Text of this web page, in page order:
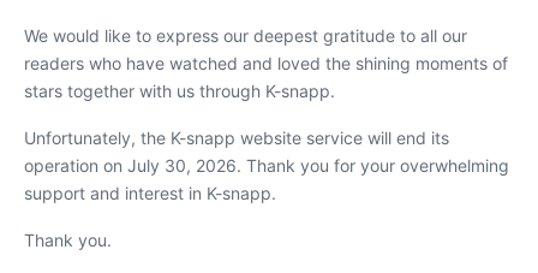
We would like to express our deepest gratitude to all our
readers who have watched and loved the shining moments of
stars together with us through K-snapp.
Unfortunately, the K-snapp website service will end its
operation on July 30, 2026. Thank you for your overwhelming
support and interest in K-snapp.
Thank you.